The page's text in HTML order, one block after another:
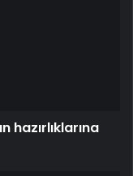
hazırlıklarına